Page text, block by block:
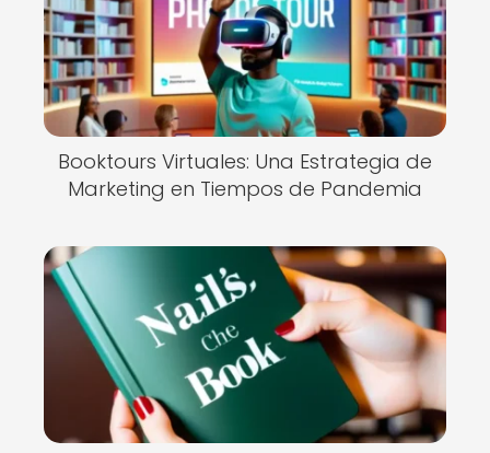
Booktours Virtuales: Una Estrategia de
Marketing en Tiempos de Pandemia